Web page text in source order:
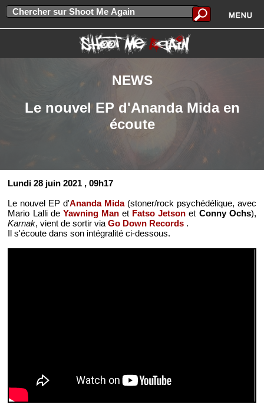
NEWS
Le nouvel EP d'Ananda Mida en
écoute
Lundi 28 juin 2021 , 09h17
Le nouvel EP d'Ananda Mida(stoner/rock psychédélique, avec
Mario Lalli de Yawning Manet Fatso Jetson et Conny Ochs),
Karnak, vient de sortir viaGo Down Records .
Il s'écoute dans son intégralité ci-dessous.